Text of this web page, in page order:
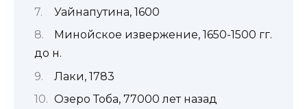
Уайнапутина, 1600
Минойское извержение, 1650-1500 гг.
до н.
Лаки, 1783
Озеро Тоба, 77000 лет назад